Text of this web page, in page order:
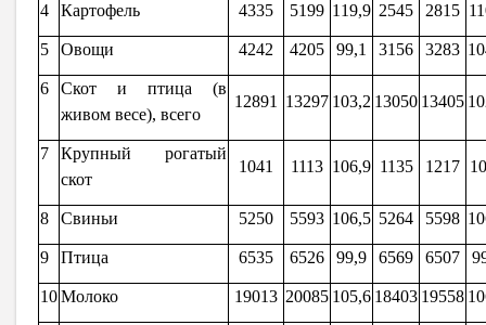
4 Картофель 4335 5199 1 19,9 2545 2815
5 Овощи 4242 4205 99,1 3156 3283
6
Скот и птица (в
живом весе), всего
12891 13297 103,2 13050 13405
7
Крупный рогатый
скот
1041 1113 106,9 1135 1217
8 Свиньи 5250 5593 106,5 5264 5598
9 Птица 6535 6526 99,9 6569 6507
10Молоко 19013 20085 105,6 18403 19558